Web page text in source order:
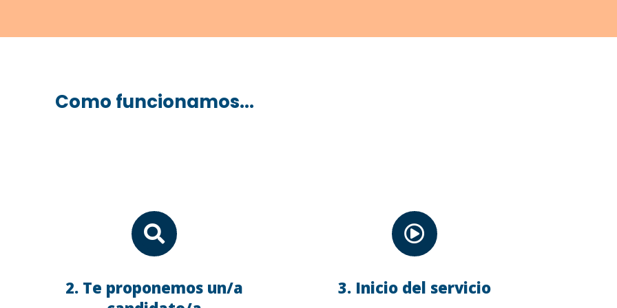
Como funcionamos...

2. Te proponemos un/a

3. Inicio del servicio